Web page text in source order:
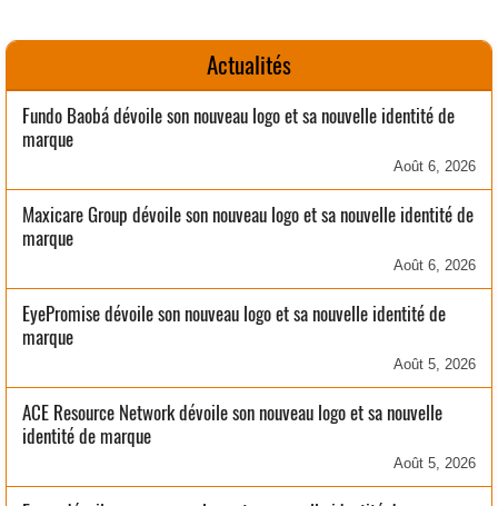
Actualités
Fundo Baobá dévoile son nouveau logo et sa nouvelle identité de
marque
Août 6, 2026
Maxicare Group dévoile son nouveau logo et sa nouvelle identité de
marque
Août 6, 2026
EyePromise dévoile son nouveau logo et sa nouvelle identité de
marque
Août 5, 2026
ACE Resource Network dévoile son nouveau logo et sa nouvelle
identité de marque
Août 5, 2026